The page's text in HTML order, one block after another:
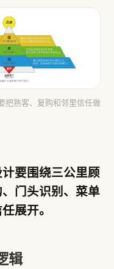
把熟客、复购和邻里信任做
要围绕三公里顾
门头识别、菜单
展开。
辑